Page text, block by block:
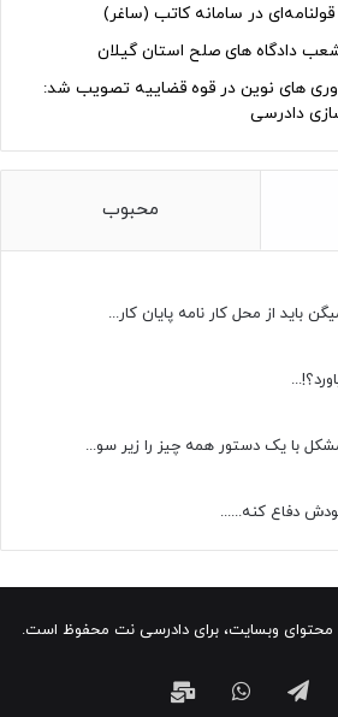
در سامانه کاتب (ساغر)
دادگاه های صلح استان گیلان
های نوین در قوه قضاییه تصویب شد:
دادرسی
محبوب
باید از محل کار نامه پایان کار...
مشکل با یک دستور همه چیز را زیر سو...
دفاع کنه......
وبسایت، برای دادرسی نت محفوظ است.
تلگرامواتس ایمیل